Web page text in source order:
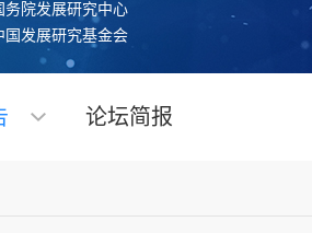
务院发展研究中心
国发展研究基金会
论坛简报